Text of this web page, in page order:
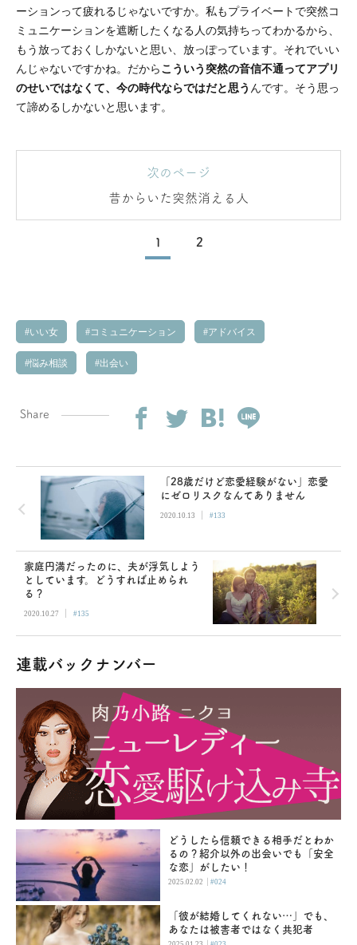
ーションって疲れるじゃないですか。私もプライベートで突然コ
ミュニケーションを遮断したくなる人の気持ちってわかるから、
もう放っておくしかないと思い、放っぽっています。それでいい
んじゃないですかね。だから こういう突然の音信不通ってアプリ
のせいではなくて、今の時代ならではだと思う んです。そう思っ
て諦めるしかないと思います。
次のページ
昔からいた突然消える人
1 2
いい女 コミュニケーション アドバイス
悩み相談 出会い
Share
「28歳だけど恋愛経験がない」恋愛
にゼロリスクなんてありません
2020.10.13 | #133
家庭円満だったのに、夫が浮気しよう
としています。どうすれば止められ
る？
2020.10.27 | #135
連載バックナンバー
どうしたら信頼できる相手だとわか
るの？紹介以外の出会いでも「安全
な恋」がしたい！
2025.02.02 |#024
「彼が結婚してくれない…」でも、
あなたは被害者ではなく共犯者